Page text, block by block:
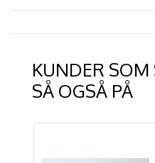
KUNDER SOM
SÅ OGSÅ PÅ